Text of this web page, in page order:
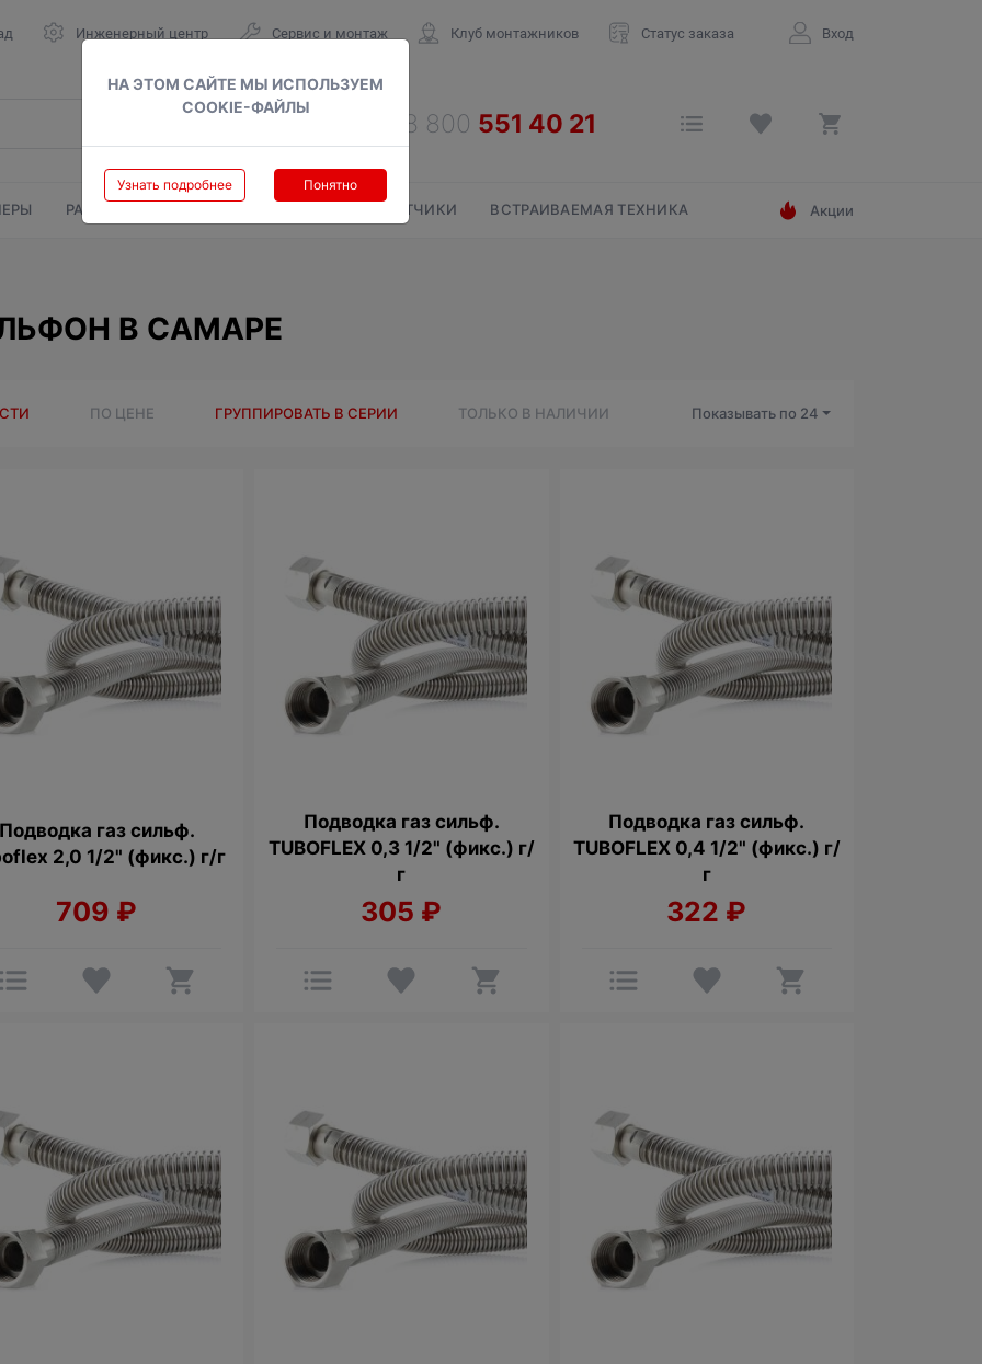
НА ЭТОМ САЙТЕ МЫ ИСПОЛЬЗУЕМ
COOKIE-ФАЙЛЫ
Узнать подробнее Понятно
Инженерный центр Сервис и монтаж Клуб монтажников Статус заказа Вход
РАДИАТОРЫ СЧЕТЧИКИ ВСТРАИВАЕМАЯ ТЕХНИКА Акции
В САМАРЕ
ПО ЦЕНЕ ГРУППИРОВАТЬ В СЕРИИ ТОЛЬКО В НАЛИЧИИ Показывать по 24
газ сильф.
2,0 1/2" (фикс.) г/г
709 ₽
Подводка газ сильф.
TUBOFLEX 0,3 1/2" (фикс.) г/
г
305 ₽
Подводка газ сильф.
TUBOFLEX 0,4 1/2" (фикс.) г/
г
322 ₽